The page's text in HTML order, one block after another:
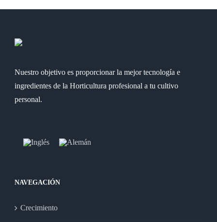
Nuestro objetivo es proporcionar la mejor tecnología e
ingredientes de la Horticultura profesional a tu cultivo
personal.
NAVEGACIÓN
Crecimiento